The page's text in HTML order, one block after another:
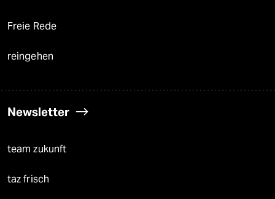
Freie Rede
reingehen
Newsletter
team zukunft
taz frisch